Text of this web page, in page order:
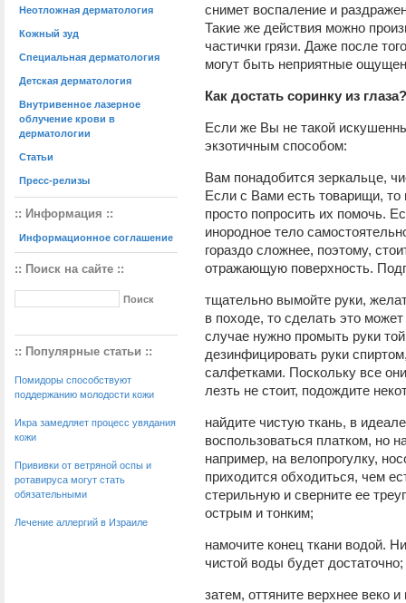
Неотложная дерматология
Кожный зуд
Специальная дерматология
Детская дерматология
Внутривенное лазерное
облучение крови в
дерматологии
Статьи
Пресс-релизы
:: Информация ::
Информационное соглашение
:: Поиск на сайте ::
:: Популярные статьи ::
Помидоры способствуют
поддержанию молодости кожи
Икра замедляет процесс увядания
кожи
Прививки от ветряной оспы и
ротавируса могут стать
обязательными
Лечение аллергий в Израиле
снимет воспаление и
Такие же действия можно
частички грязи. Даже после
могут быть неприятные
Как достать соринку из глаза?
Если же Вы не такой
экзотичным способом:
Вам понадобится зеркальце,
Если с Вами есть товарищи, то
просто попросить их помочь.
инородное тело
гораздо сложнее, поэтому,
отражающую поверхность.
тщательно вымойте руки,
в походе, то сделать это
случае нужно промыть руки
дезинфицировать руки
салфетками. Поскольку все
лезть не стоит, подождите
найдите чистую ткань, в
воспользоваться платком, но
например, на велопрогулку,
приходится обходиться, чем
стерильную и сверните ее
острым и тонким;
намочите конец ткани водой.
чистой воды будет достаточно;
затем, оттяните верхнее веко